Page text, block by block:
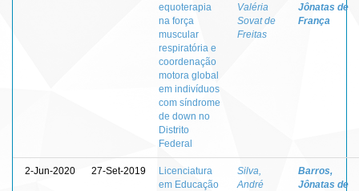
equoterapia
na força
muscular
respiratória e
coordenação
motora global
em indivíduos
com síndrome
de down no
Distrito
Federal
Valéria
Sovat de
Freitas
Jônatas de
França
2-Jun-2020 27-Set-2019
Licenciatura
em Educação
Silva,
André
Barros,
Jônatas de